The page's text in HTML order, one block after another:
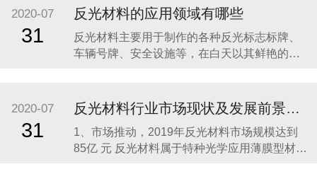
正规厂家生产的，这样就能够保证反光布的质
量以及光学膜在使用过程中的安全性。 其次要
选择反光布的反光时间比较久的。反光布应用
在不同的行业中，
2020-07
31
反光材料的应用领域有哪些
反光材料主要用于制作的各种反光标志标牌、
车辆号牌、安全设施等，在白天以其鲜艳的色
的识别能力，看清目标，引起警觉，从而避免
事故发生，减少人员伤亡，降低经济损失，成
为道路交通不可缺少的安全卫士，有着明显的
的社会效益。使用范
2020-07
31
反光材料行业市场现状及发展前景分析
1、市场推动，2019年反光材料市场规模达到
85亿 元 反光材料属于特种光学应用薄膜型材